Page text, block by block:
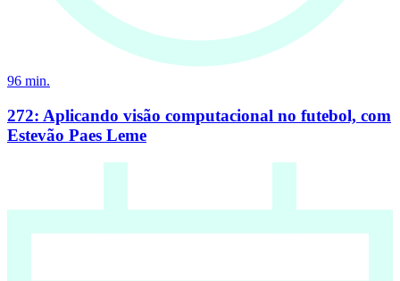
96 min.
272: Aplicando visão computacional no futebol, com
Estevão Paes Leme